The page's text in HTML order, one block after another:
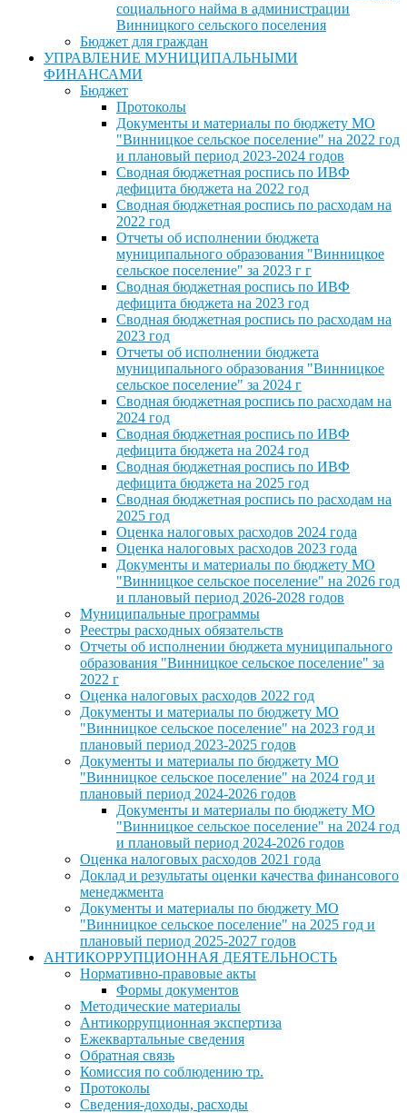
социального найма в администрации
Винницкого сельского поселения
Бюджет для граждан
УПРАВЛЕНИЕ МУНИЦИПАЛЬНЫМИ
ФИНАНСАМИ
Бюджет
Протоколы
Документы и материалы по бюджету МО
"Винницкое сельское поселение" на 2022 год
и плановый период 2023-2024 годов
Сводная бюджетная роспись по ИВФ
дефицита бюджета на 2022 год
Сводная бюджетная роспись по расходам на
2022 год
Отчеты об исполнении бюджета
муниципального образования "Винницкое
сельское поселение" за 2023 г г
Сводная бюджетная роспись по ИВФ
дефицита бюджета на 2023 год
Сводная бюджетная роспись по расходам на
2023 год
Отчеты об исполнении бюджета
муниципального образования "Винницкое
сельское поселение" за 2024 г
Сводная бюджетная роспись по расходам на
2024 год
Сводная бюджетная роспись по ИВФ
дефицита бюджета на 2024 год
Сводная бюджетная роспись по ИВФ
дефицита бюджета на 2025 год
Сводная бюджетная роспись по расходам на
2025 год
Оценка налоговых расходов 2024 года
Оценка налоговых расходов 2023 года
Документы и материалы по бюджету МО
"Винницкое сельское поселение" на 2026 год
и плановый период 2026-2028 годов
Муниципальные программы
Реестры расходных обязательств
Отчеты об исполнении бюджета муниципального
образования "Винницкое сельское поселение" за
2022 г
Оценка налоговых расходов 2022 год
Документы и материалы по бюджету МО
"Винницкое сельское поселение" на 2023 год и
плановый период 2023-2025 годов
Документы и материалы по бюджету МО
"Винницкое сельское поселение" на 2024 год и
плановый период 2024-2026 годов
Документы и материалы по бюджету МО
"Винницкое сельское поселение" на 2024 год
и плановый период 2024-2026 годов
Оценка налоговых расходов 2021 года
Доклад и результаты оценки качества финансового
менеджмента
Документы и материалы по бюджету МО
"Винницкое сельское поселение" на 2025 год и
плановый период 2025-2027 годов
АНТИКОРРУПЦИОННАЯ ДЕЯТЕЛЬНОСТЬ
Нормативно-правовые акты
Формы документов
Методические материалы
Антикоррупционная экспертиза
Ежеквартальные сведения
Обратная связь
Комиссия по соблюдению тр.
Протоколы
Сведения-доходы, расходы